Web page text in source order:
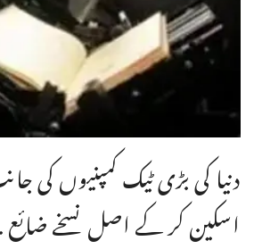
دنیا کی بڑی ٹیک کمپنیوں کی
اسکین کر کے اصل نسخے